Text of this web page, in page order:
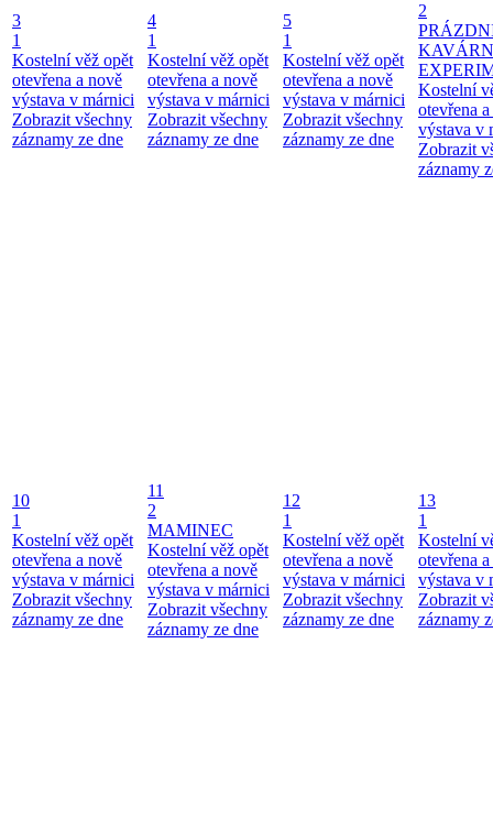
3
1
Kostelní věž opět
otevřena a nově
výstava v márnici
Zobrazit všechny
záznamy ze dne
4
1
Kostelní věž opět
otevřena a nově
výstava v márnici
Zobrazit všechny
záznamy ze dne
5
1
Kostelní věž opět
otevřena a nově
výstava v márnici
Zobrazit všechny
záznamy ze dne
2
Kostelní
otevřena
výstava v
Zobrazit
záznamy
10
1
Kostelní věž opět
otevřena a nově
výstava v márnici
Zobrazit všechny
záznamy ze dne
11
2
MAMINEC
Kostelní věž opět
otevřena a nově
výstava v márnici
Zobrazit všechny
záznamy ze dne
12
1
Kostelní věž opět
otevřena a nově
výstava v márnici
Zobrazit všechny
záznamy ze dne
13
1
Kostelní
otevřena
výstava v
Zobrazit
záznamy